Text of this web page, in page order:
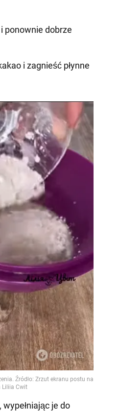
ponownie dobrze
i zagnieść płynne
je do